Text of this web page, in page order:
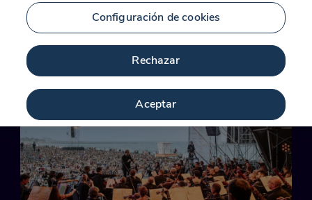
44 min
Configuración de cookies
Rechazar
Aceptar